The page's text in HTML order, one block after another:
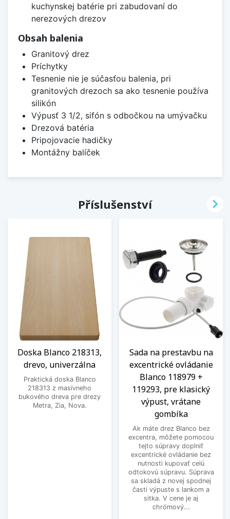
kuchynskej batérie pri zabudovaní do
nerezových drezov
Obsah balenia
Granitový drez
Príchytky
Tesnenie nie je súčasťou balenia, pri
granitových drezoch sa ako tesnenie používa
silikón
Výpusť 3 1/2, sifón s odbočkou na umývačku
Drezová batéria
Pripojovacie hadičky
Montážny balíček
Příslušenství
Doska Blanco 218313,
drevo, univerzálna
Praktická doska Blanco
218313 z masívneho
bukového dreva pre drezy
Metra, Zia, Nova.
Sada na prestavbu na
excentrické ovládanie
Blanco 118979 +
119293, pre klasický
výpust, vrátane
gombíka
Ak máte drez Blanco bez
excentra, môžete pomocou
tejto súpravy doplniť
excentrické ovládanie bez
nutnosti kupovať celú
odtokovú súpravu. Súprava
sa skladá z novej spodnej
časti výpuste s lankom a
sitka. V cene je aj
chrómový...
